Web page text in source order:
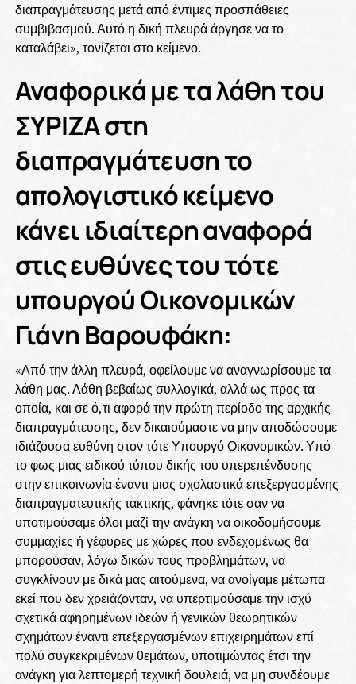
διαπραγμάτευσης μετά από έντιμες προσπάθειες
συμβιβασμού. Αυτό η δική πλευρά άργησε να το
καταλάβει», τονίζεται στο κείμενο.
Αναφορικά με τα λάθη του
ΣΥΡΙΖΑ στη
διαπραγμάτευση το
απολογιστικό κείμενο
κάνει ιδιαίτερη αναφορά
στις ευθύνες του τότε
υπουργού Οικονομικών
Γιάνη Βαρουφάκη:
«Από την άλλη πλευρά, οφείλουμε να αναγνωρίσουμε τα
λάθη μας. Λάθη βεβαίως συλλογικά, αλλά ως προς τα
οποία, και σε ό,τι αφορά την πρώτη περίοδο της αρχικής
διαπραγμάτευσης, δεν δικαιούμαστε να μην αποδώσουμε
ιδιάζουσα ευθύνη στον τότε Υπουργό Οικονομικών. Υπό
το φως μιας ειδικού τύπου δικής του υπερεπένδυσης
στην επικοινωνία έναντι μιας σχολαστικά επεξεργασμένης
διαπραγματευτικής τακτικής, φάνηκε τότε σαν να
υποτιμούσαμε όλοι μαζί την ανάγκη να οικοδομήσουμε
συμμαχίες ή γέφυρες με χώρες που ενδεχομένως θα
μπορούσαν, λόγω δικών τους προβλημάτων, να
συγκλίνουν με δικά μας αιτούμενα, να ανοίγαμε μέτωπα
εκεί που δεν χρειάζονταν, να υπερτιμούσαμε την ισχύ
σχετικά αφηρημένων ιδεών ή γενικών θεωρητικών
σχημάτων έναντι επεξεργασμένων επιχειρημάτων επί
πολύ συγκεκριμένων θεμάτων, υποτιμώντας έτσι την
ανάγκη για λεπτομερή τεχνική δουλειά, να μη συνδέουμε